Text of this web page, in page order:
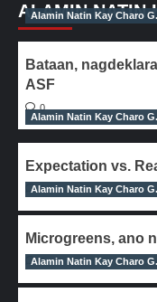
ALAMIN NATIN
Alamin Natin Kay Charo G.
Bataan,
ASF
0
Alamin Natin Kay Charo G.
Expectation vs.
0
Alamin Natin Kay Charo G.
Microgreens, ano
0
Alamin Natin Kay Charo G.